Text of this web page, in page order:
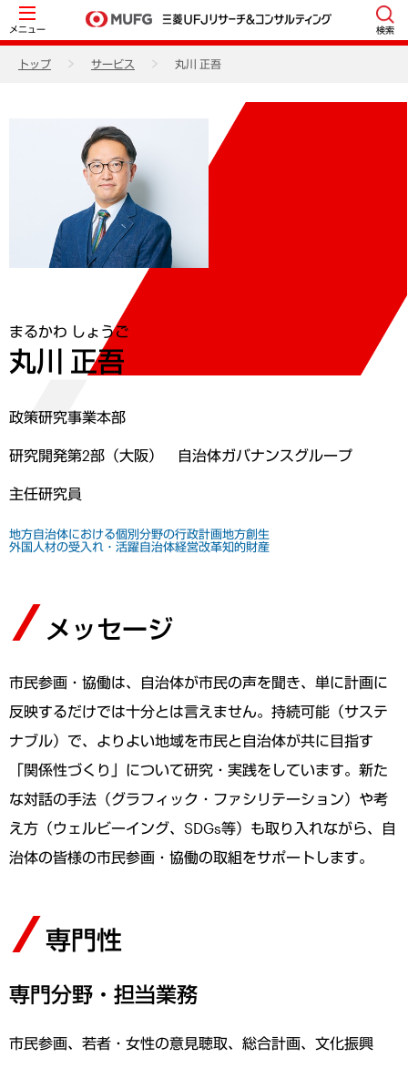
メニュー 検索
トップ サービス 丸川 正吾
まるかわ しょうご
丸川 正吾
政策研究事業本部
研究開発第2部（大阪） 自治体ガバナンスグループ
主任研究員
地方自治体における個別分野の行政計画地方創生
外国人材の受入れ・活躍自治体経営改革知的財産
メッセージ
市民参画・協働は、自治体が市民の声を聞き、単に計画に
反映するだけでは十分とは言えません。持続可能（サステ
ナブル）で、よりよい地域を市民と自治体が共に目指す
「関係性づくり」について研究・実践をしています。新た
な対話の手法（グラフィック・ファシリテーション）や考
え方（ウェルビーイング、SDGs等）も取り入れながら、自
治体の皆様の市民参画・協働の取組をサポートします。
専門性
専門分野・担当業務
市民参画、若者・女性の意見聴取、総合計画、文化振興